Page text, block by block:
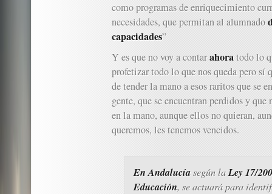
como programas de enriquecimiento
necesidades, que permitan al alumnado
capacidades”
Y es que no voy a contarahoratodo lo
profetizar todo lo que nos queda pero
de tender la mano a esos raritos que se
gente, que se encuentran perdidos y
en la mano, aunque ellos no quieran,
queremos, les tenemos vencidos.
En Andalucíasegún laLey 17/
Educación, se actuará para